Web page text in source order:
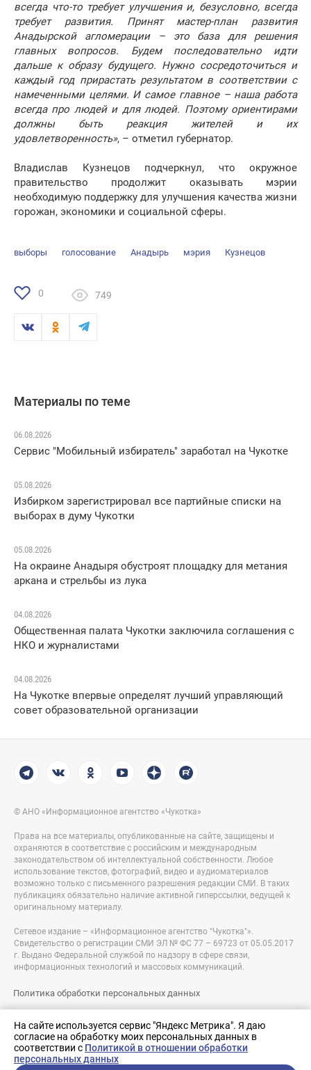
На сайте используется сервис "Яндекс Метрика". Я даю
согласие на обработку моих персональных данных в
соответствии с Политикой в отношении обработки
персональных данных
всегда что-то требует улучшения и, безусловно, всегда
требует развития. Принят мастер-план развития
Анадырской агломерации – это база для решения
главных вопросов. Будем последовательно идти
дальше к образу будущего. Нужно сосредоточиться и
каждый год прирастать результатом в соответствии с
намеченными целями. И самое главное – наша работа
всегда про людей и для людей. Поэтому ориентирами
должны быть реакция жителей и их
удовлетворенность», – отметил губернатор.
Владислав Кузнецов подчеркнул, что окружное
правительство продолжит оказывать мэрии
необходимую поддержку для улучшения качества жизни
горожан, экономики и социальной сферы.
выборы голосование Анадырь мэрия Кузнецов
0 749
Материалы по теме
06.08.2026
Сервис "Мобильный избиратель" заработал на Чукотке
05.08.2026
Избирком зарегистрировал все партийные списки на
выборах в думу Чукотки
05.08.2026
На окраине Анадыря обустроят площадку для метания
аркана и стрельбы из лука
04.08.2026
Общественная палата Чукотки заключила соглашения с
НКО и журналистами
04.08.2026
На Чукотке впервые определят лучший управляющий
совет образовательной организации
© АНО «Информационное агентство «Чукотка»
Права на все материалы, опубликованные на сайте, защищены и
охраняются в соответствие с российским и международным
законодательством об интеллектуальной собственности. Любое
использование текстов, фотографий, видео и аудиоматериалов
возможно только с письменного разрешения редакции СМИ. В таких
публикациях обязательно наличие активной гиперссылки, ведущей к
оригинальному материалу.
Сетевое издание – «Информационное агентство "Чукотка"».
Свидетельство о регистрации СМИ ЭЛ № ФС 77 – 69723 от 05.05.2017
г. Выдано Федеральной службой по надзору в сфере связи,
информационных технологий и массовых коммуникаций.
Политика обработки персональных данных
Разработка сайта:
nologostudio.ru